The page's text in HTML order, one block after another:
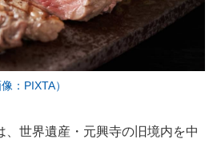
：PIXTA）
、世界遺産・元興寺の旧境内を中